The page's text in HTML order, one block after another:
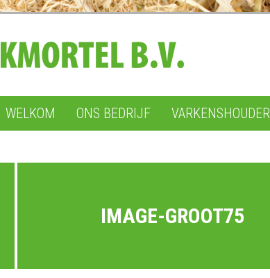
WELKOM ONS BEDRIJF
IMAGE-GROOT75